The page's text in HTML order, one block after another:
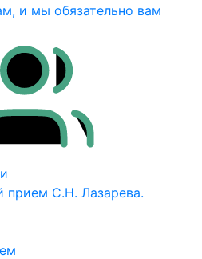
и мы обязательно вам
прием С.Н. Лазарева.